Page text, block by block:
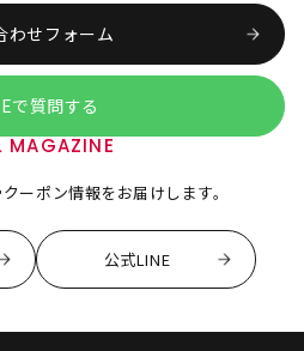
わせフォーム
で質問する
MAGAZINE
ーポン情報をお届けします。
公式LINE